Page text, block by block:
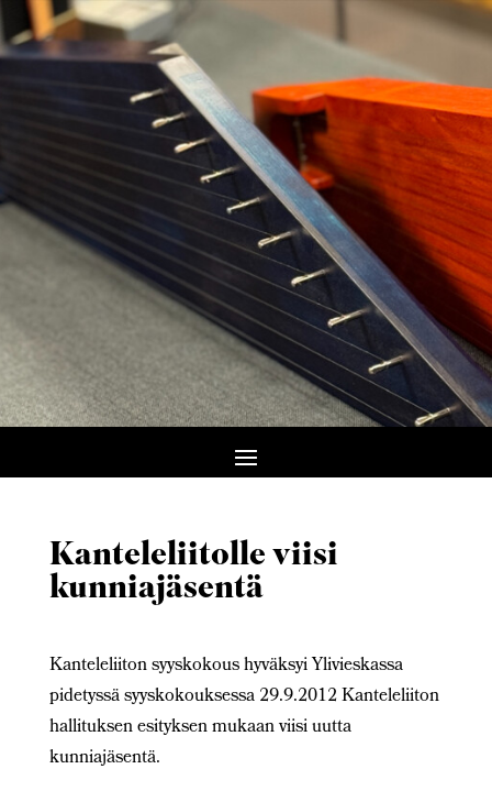
Kanteleliitolle viisi
kunniajäsentä
Kanteleliiton syyskokous hyväksyi Ylivieskassa
pidetyssä syyskokouksessa 29.9.2012 Kanteleliiton
hallituksen esityksen mukaan viisi uutta
kunniajäsentä.